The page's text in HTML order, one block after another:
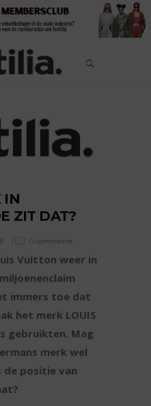
IN
ZIT DAT?
0 comments
Vuitton weer in
immers toe dat
het merk LOUIS
gebruikten. Mag
merk wel
de positie van